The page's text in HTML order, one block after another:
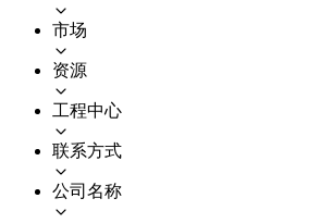
市场
资源
工程中心
联系方式
公司名称